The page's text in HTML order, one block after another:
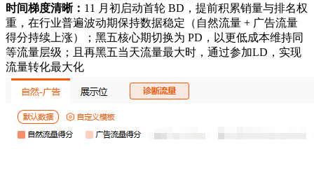
时间梯度清晰： 11 月初启动首轮 BD，提前积累销量与排名权
重，在行业普遍波动期保持数据稳定（自然流量 + 广告流量
得分持续上涨）；黑五核心期切换为 PD，以更低成本维持同
等流量层级；且再黑五当天流量最大时，通过参加LD，实现
流量转化最大化